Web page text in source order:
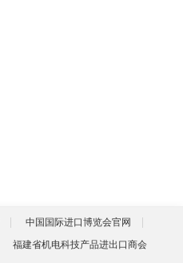
中国国际进口博览会官网
福建省机电科技产品进出口商会